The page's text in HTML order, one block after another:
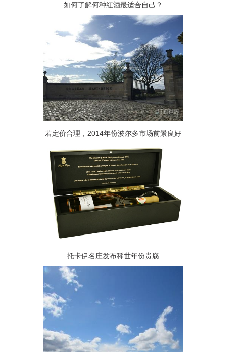
如何了解何种红酒最适合自己？
若定价合理，2014年份波尔多市场前景良好
托卡伊名庄发布稀世年份贵腐